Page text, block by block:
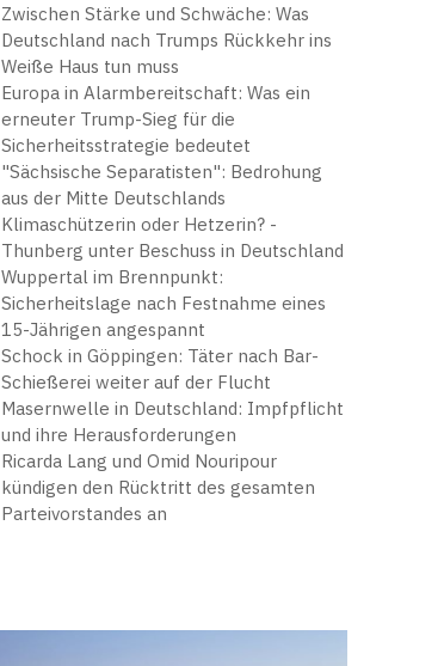
Zwischen Stärke und Schwäche: Was
Deutschland nach Trumps Rückkehr ins
Weiße Haus tun muss
Europa in Alarmbereitschaft: Was ein
erneuter Trump-Sieg für die
Sicherheitsstrategie bedeutet
"Sächsische Separatisten": Bedrohung
aus der Mitte Deutschlands
Klimaschützerin oder Hetzerin? -
Thunberg unter Beschuss in Deutschland
Wuppertal im Brennpunkt:
Sicherheitslage nach Festnahme eines
15-Jährigen angespannt
Schock in Göppingen: Täter nach Bar-
Schießerei weiter auf der Flucht
Masernwelle in Deutschland: Impfpflicht
und ihre Herausforderungen
Ricarda Lang und Omid Nouripour
kündigen den Rücktritt des gesamten
Parteivorstandes an